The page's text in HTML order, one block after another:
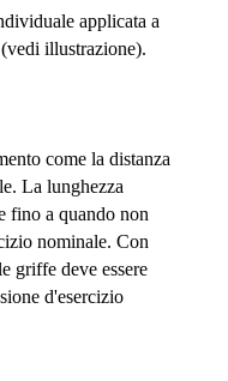
applicata a
illustrazione).
come la distanza
La lunghezza
fino a quando non
nominale. Con
griffe deve essere
d'esercizio